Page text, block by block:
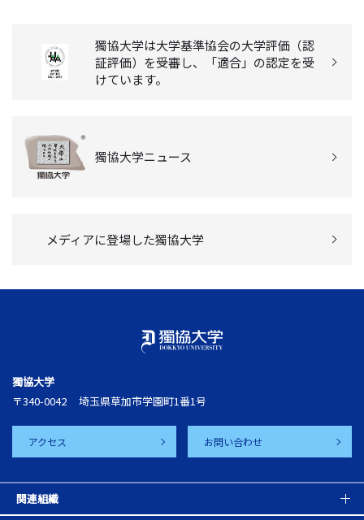
獨協大学は大学基準協会の大学評価（認
証評価）を受審し、「適合」の認定を受
けています。
獨協大学ニュース
メディアに登場した獨協大学
獨協大学
〒340-0042
埼玉県草加市学園町1番1号
アクセス お問い合わせ
関連組織